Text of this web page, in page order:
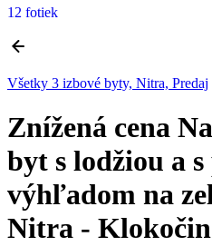
12 fotiek
Všetky 3 izbové byty, Nitra, Predaj
Znížená cena
byt s lodžiou a
výhľadom na
Nitra -